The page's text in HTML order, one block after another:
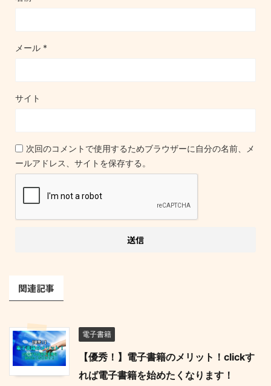
メール *
サイト
次回のコメントで使用するためブラウザーに自分の名前、メ
ールアドレス、サイトを保存する。
関連記事
電子書籍
【優秀！】電子書籍のメリット！clickす
れば電子書籍を始めたくなります！